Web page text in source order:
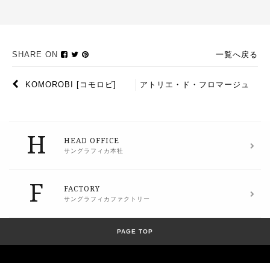
SHARE ON 一覧へ戻る
KOMOROBI [コモロビ]
アトリエ・ド・フロマージュ
H HEAD OFFICE
サングラフィカ本社
F FACTORY
サングラフィカファクトリー
PAGE TOP